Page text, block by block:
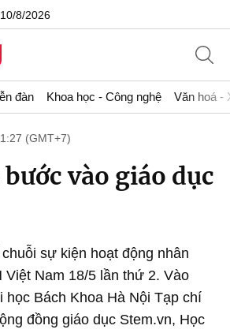
8/2026
đàn Khoa học - Công nghệ Văn hoá -
(GMT+7)
bước vào giáo dục
sự kiện hoạt động nhân
Việt Nam 18/5 lần thứ 2. Vào
học Bách Khoa Hà Nội Tạp chí
đồng giáo dục Stem.vn, Học